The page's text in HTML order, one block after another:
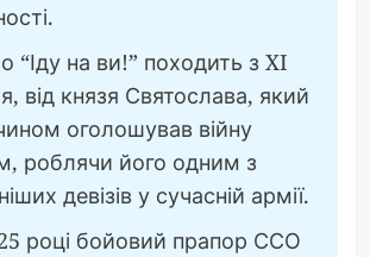
“Іду на ви!” походить з XI
від князя Святослава, який
оголошував війну
роблячи його одним з
девізів у сучасній армії.
році бойовий прапор ССО